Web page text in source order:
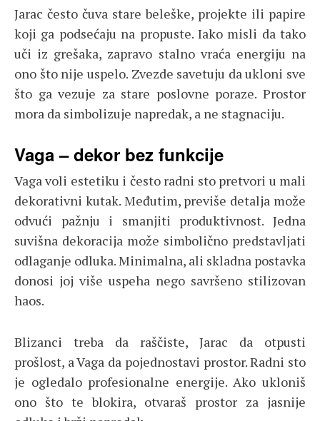
Jarac često čuva stare beleške, projekte ili papire
koji ga podsećaju na propuste. Iako misli da tako
uči iz grešaka, zapravo stalno vraća energiju na
ono što nije uspelo. Zvezde savetuju da ukloni sve
što ga vezuje za stare poslovne poraze. Prostor
mora da simbolizuje napredak, a ne stagnaciju.
Vaga – dekor bez funkcije
Vaga voli estetiku i često radni sto pretvori u mali
dekorativni kutak. Međutim, previše detalja može
odvući pažnju i smanjiti produktivnost. Jedna
suvišna dekoracija može simbolično predstavljati
odlaganje odluka. Minimalna, ali skladna postavka
donosi joj više uspeha nego savršeno stilizovan
haos.
Blizanci treba da raščiste, Jarac da otpusti
prošlost, a Vaga da pojednostavi prostor. Radni sto
je ogledalo profesionalne energije. Ako ukloniš
ono što te blokira, otvaraš prostor za jasnije